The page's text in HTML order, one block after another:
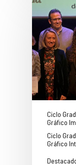
Ciclo
Gráfico
Ciclo
Gráfico